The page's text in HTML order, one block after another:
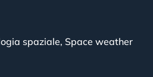
spaziale, Space weather